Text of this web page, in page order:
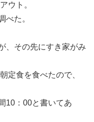
ウト。
べた。
、その先にすき家がみ
定食を食べたので、
：00と書いてあ